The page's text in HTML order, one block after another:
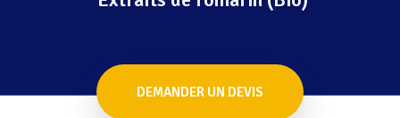
DEMANDER UN DEVIS